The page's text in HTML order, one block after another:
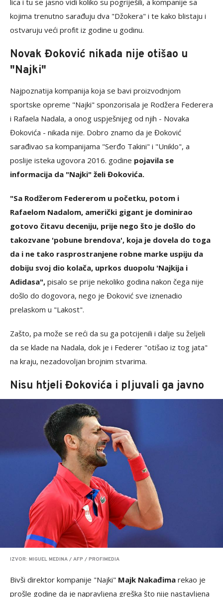
kojima trenutno sarađuju dva "Džokera" i te kako blistaju i
ostvaruju veći profit iz godine u godinu.
Novak Đoković nikada nije otišao u
"Najki"
Najpoznatija kompanija koja se bavi proizvodnjom
sportske opreme "Najki" sponzorisala je Rodžera Federera
i Rafaela Nadala, a onog uspješnijeg od njih - Novaka
Đokovića - nikada nije. Dobro znamo da je Đoković
sarađivao sa kompanijama "Serđo Takini" i "Uniklo", a
poslije isteka ugovora 2016. godine pojavila se
informacija da "Najki" želi Đokovića.
"Sa Rodžerom Federerom u početku, potom i
Rafaelom Nadalom, američki gigant je dominirao
gotovo čitavu deceniju, prije nego što je došlo do
takozvane 'pobune brendova', koja je dovela do toga
da i ne tako rasprostranjene robne marke uspiju da
dobiju svoj dio kolača, uprkos duopolu 'Najkija i
Adidasa", pisalo se prije nekoliko godina nakon čega nije
došlo do dogovora, nego je Đoković sve iznenadio
prelaskom u "Lakost".
Zašto, pa može se reći da su ga potcijenili i dalje su željeli
da se klade na Nadala, dok je i Federer "otišao iz tog jata"
na kraju, nezadovoljan brojnim stvarima.
Nisu htjeli Đokovića i pljuvali ga javno
IZVOR: MIGUEL MEDINA / AFP / PROFIMEDIA
Bivši direktor kompanije "Najki" Majk Nakađima rekao je
prošle godine da je napravljena greška što nije nastavljena